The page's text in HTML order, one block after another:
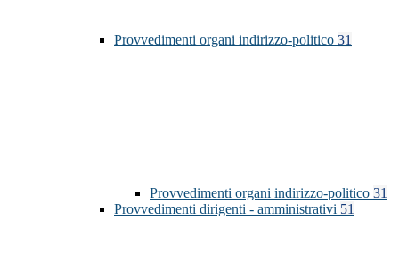
Provvedimenti organi indirizzo-politico 31
Provvedimenti organi indirizzo-politico 31
Provvedimenti dirigenti - amministrativi 51